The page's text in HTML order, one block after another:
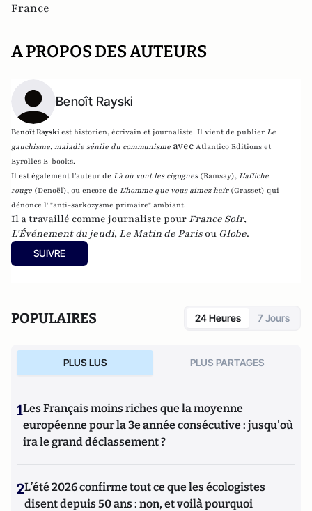
France
A PROPOS DES AUTEURS
Benoît Rayski
Benoît Rayskiest historien, écrivain et journaliste. Il vient de publier Le
gauchisme, maladie sénile du communisme avec Atlantico Editions et
Eyrolles E-books.
Il est également l'auteur de Là où vont les cigognes (Ramsay), L'affiche
rouge (Denoël), ou encore de L'homme que vous aimez haïr (Grasset) qui
dénonce l' "anti-sarkozysme primaire" ambiant.
Il a travaillé comme journaliste pour France Soir,
L'Événement du jeudi, Le Matin de Parisou Globe.
SUIVRE
POPULAIRES 24 Heures 7 Jours
PLUS LUS PLUS PARTAGES
1Les Français moins riches que la moyenne
européenne pour la 3e année consécutive : jusqu'où
ira le grand déclassement ?
2L’été 2026 confirme tout ce que les écologistes
disent depuis 50 ans : non, et voilà pourquoi